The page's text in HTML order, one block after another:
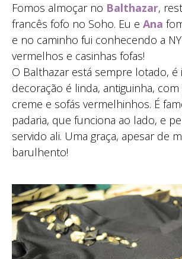
Fomos almoçar no Balthazar,
francês fofo no Soho. Eu e Ana
e no caminho fui conhecendo a
vermelhos e casinhas fofas!
O Balthazar está sempre lotado,
decoração é linda, antiguinha,
creme e sofás vermelhinhos. É
padaria, que funciona ao lado, e
servido ali. Uma graça, apesar de
barulhento!